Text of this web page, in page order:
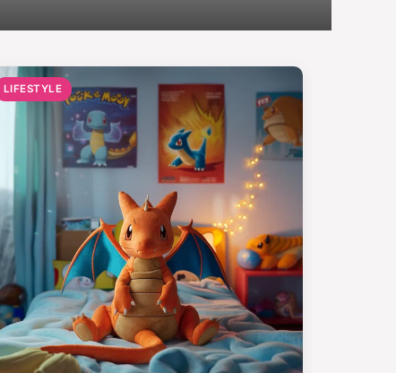
LIFESTYLE